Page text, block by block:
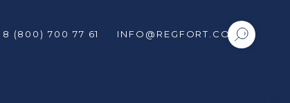
8 (800) 700 77 61 INFO@REGFORT.COM